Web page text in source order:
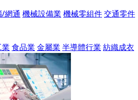
網通 機械設備業 機械零組件交通零件
食品業 金屬業 半導體行業 紡織成衣